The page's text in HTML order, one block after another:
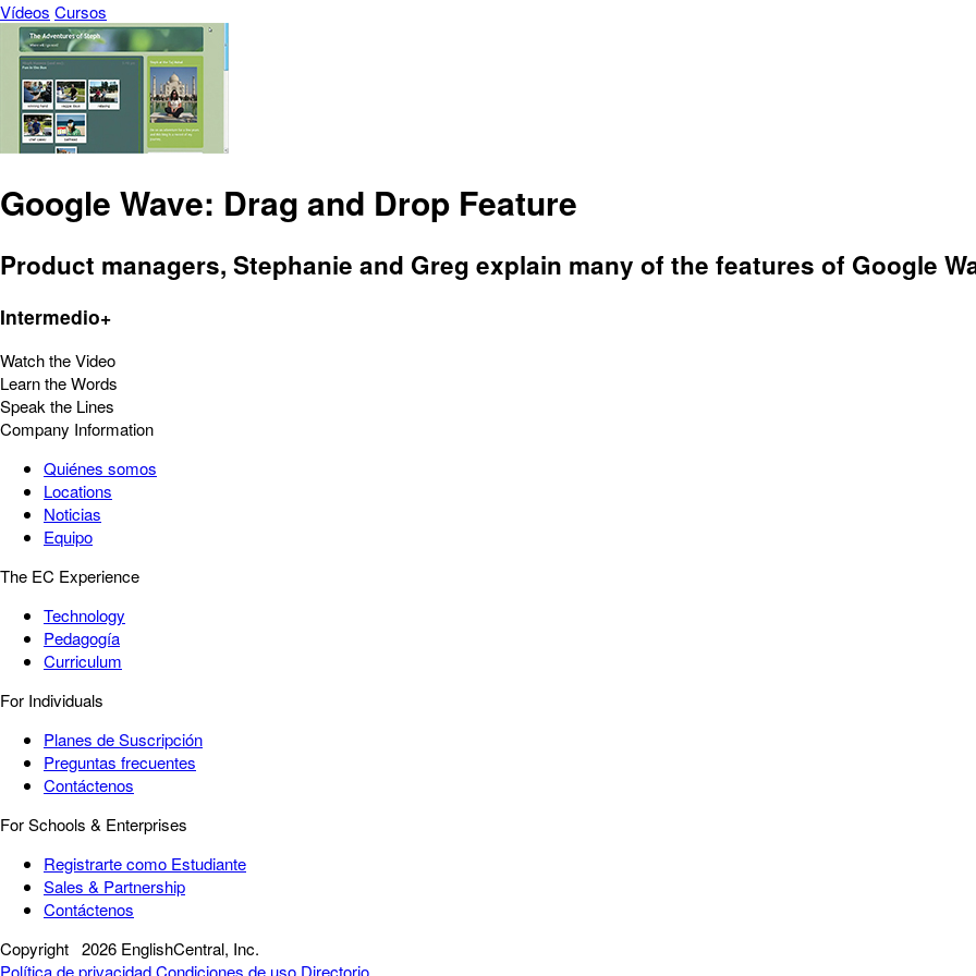
Vídeos Cursos
Google Wave: Drag and Drop Feature
Product managers, Stephanie and Greg explain many of the features of Google
Intermedio+
Watch the Video
Learn the Words
Speak the Lines
Company Information
Quiénes somos
Locations
Noticias
Equipo
The EC Experience
Technology
Pedagogía
Curriculum
For Individuals
Planes de Suscripción
Preguntas frecuentes
Contáctenos
For Schools & Enterprises
Registrarte como Estudiante
Sales & Partnership
Contáctenos
Copyright 2026 EnglishCentral, Inc.